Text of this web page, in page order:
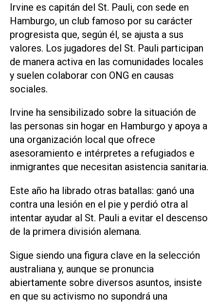
Irvine es capitán del St. Pauli, con sede en
Hamburgo, un club famoso por su carácter
progresista que, según él, se ajusta a sus
valores. Los jugadores del St. Pauli participan
de manera activa en las comunidades locales
y suelen colaborar con ONG en causas
sociales.
Irvine ha sensibilizado sobre la situación de
las personas sin hogar en Hamburgo y apoya a
una organización local que ofrece
asesoramiento e intérpretes a refugiados e
‌inmigrantes que necesitan asistencia sanitaria.
Este año ha librado otras batallas: ganó una
contra una lesión en el pie y perdió otra al
intentar ayudar al St. Pauli a evitar el descenso
de la primera división alemana.
Sigue siendo una figura clave en la ‌selección
australiana y, aunque ⁠se pronuncia
abiertamente sobre diversos asuntos, insiste
en que su activismo no supondrá una